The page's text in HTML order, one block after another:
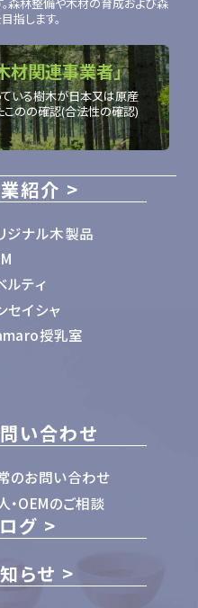
紹介
ジナル木製品
ルティ
セイシャ
授乳室
い合わせ
のお問い合わせ
・OEMのご相談
グ
らせ
指します。
材関連事業者」
いる樹木が日本又は原産
のの確認(合法性の確認)